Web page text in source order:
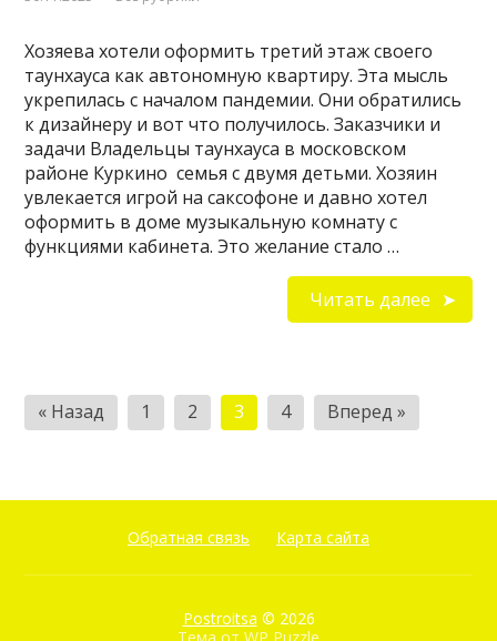
Хозяева хотели оформить третий этаж своего
таунхауса как автономную квартиру. Эта мысль
укрепилась с началом пандемии. Они обратились
к дизайнеру и вот что получилось. Заказчики и
задачи Владельцы таунхауса в московском
районе Куркино семья с двумя детьми. Хозяин
увлекается игрой на саксофоне и давно хотел
оформить в доме музыкальную комнату с
функциями кабинета. Это желание стало …
Читать далее
Пагинация
записей
« Назад 1 2 3 4 Вперед »
Обратная связь Карта сайта
Postroitsa © 2026